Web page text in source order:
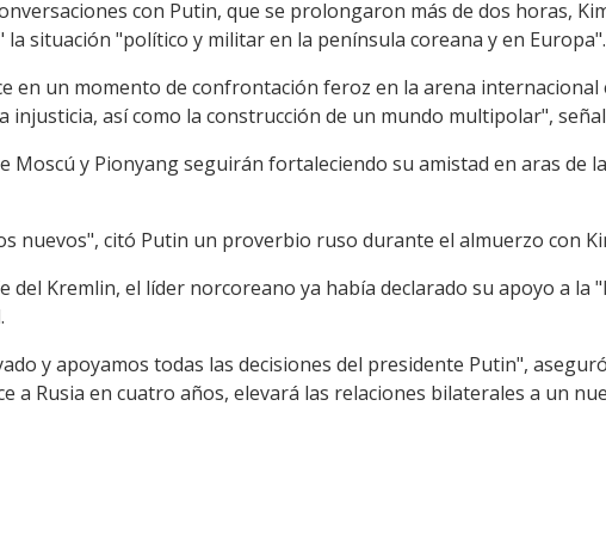
con Putin, que se prolongaron más de dos horas,
situación "político y militar en la península coreana y en Europa".
en un momento de confrontación feroz en la arena
injusticia, así como la construcción de un mundo multipolar",
y Pionyang seguirán fortaleciendo su amistad en aras de
nuevos", citó Putin un proverbio ruso durante el almuerzo con
del Kremlin, el líder norcoreano ya había declarado su apoyo a la
y apoyamos todas las decisiones del presidente Putin",
a Rusia en cuatro años, elevará las relaciones bilaterales a un